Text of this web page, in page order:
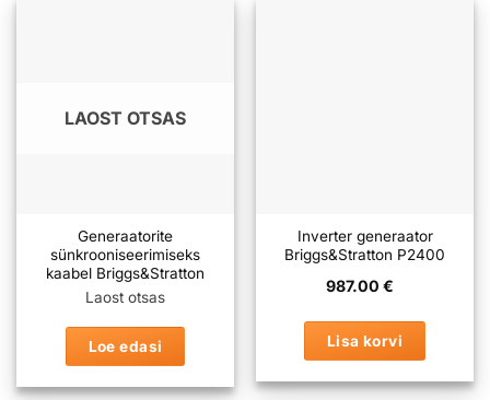
LAOST OTSAS
Generaatorite
sünkrooniseerimiseks
kaabel Briggs&Stratton
Laost otsas
Loe edasi
Inverter generaator
Briggs&Stratton P2400
987.00 €
Lisa korvi